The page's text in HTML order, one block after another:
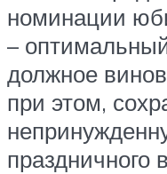
номинации
–
должное
при этом,
праздничного